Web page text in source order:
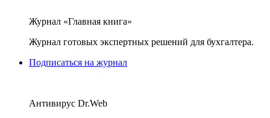
Журнал «Главная книга»
Журнал готовых экспертных решений для бухгалтера.
Подписаться на журнал
Антивирус Dr.Web